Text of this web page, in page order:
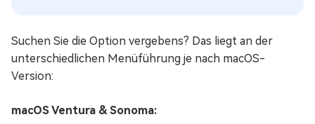
Suchen Sie die Option vergebens? Das liegt an der
unterschiedlichen Menüführung je nach macOS-
Version:
macOS Ventura & Sonoma: